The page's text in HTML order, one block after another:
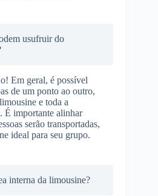
usufruir do
Em geral, é possível
de um ponto ao outro,
e toda a
É importante alinhar
serão transportadas,
ideal para seu grupo.
interna da limousine?